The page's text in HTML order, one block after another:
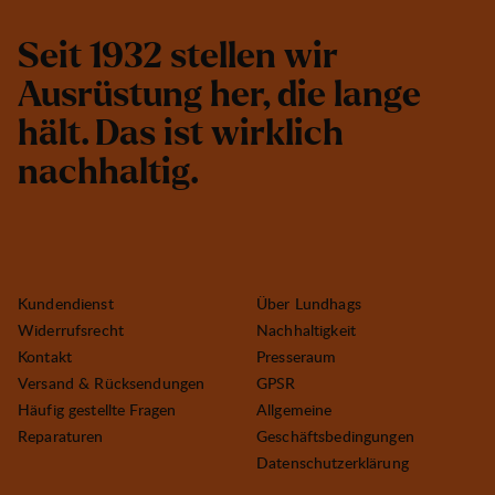
Seit 1932 stellen wir
Ausrüstung her, die lange
hält. Das ist wirklich
nachhaltig.
Kundendienst
Widerrufsrecht
Kontakt
Versand & Rücksendungen
Häufig gestellte Fragen
Reparaturen
Über Lundhags
Nachhaltigkeit
Presseraum
GPSR
Allgemeine
Geschäftsbedingungen
Datenschutzerklärung